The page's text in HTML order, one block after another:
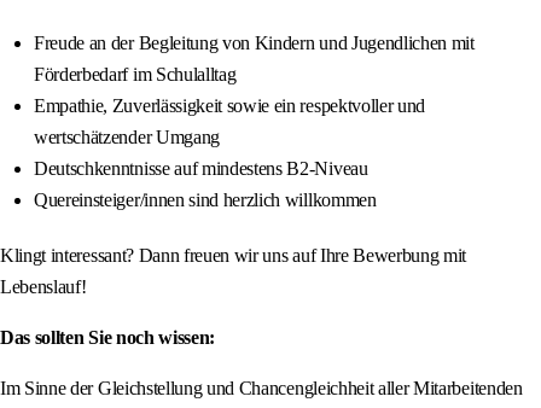
Freude an der Begleitung von Kindern und Jugendlichen mit
Förderbedarf im Schulalltag
Empathie, Zuverlässigkeit sowie ein respektvoller und
wertschätzender Umgang
Deutschkenntnisse auf mindestens B2-Niveau
Quereinsteiger/innen sind herzlich willkommen
Klingt interessant? Dann freuen wir uns auf Ihre Bewerbung mit
Lebenslauf!
Das sollten Sie noch wissen:
Im Sinne der Gleichstellung und Chancengleichheit aller Mitarbeitenden